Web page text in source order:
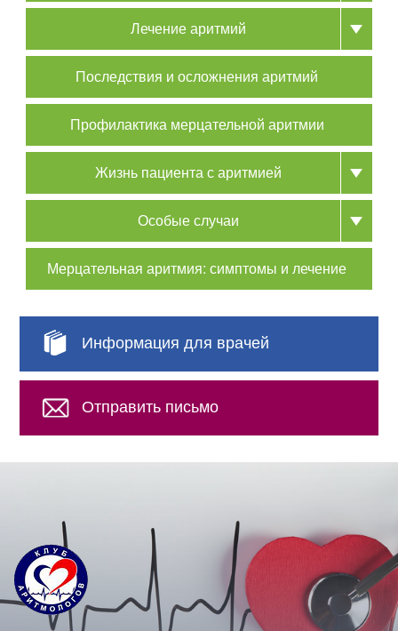
Лечение аритмий
Последствия и осложнения аритмий
Профилактика мерцательной аритмии
Жизнь пациента с аритмией
Особые случаи
Мерцательная аритмия: симптомы и лечение
Информация для врачей
Отправить письмо